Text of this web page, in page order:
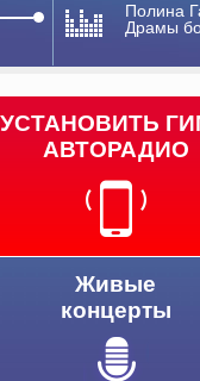
Полина
Драмы
УСТАНОВИТЬ
АВТОРАДИО
Живые
концерты